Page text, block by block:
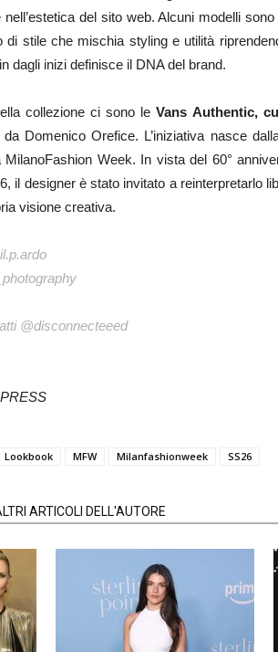
del sito web. Alcuni modelli
di stile che mischia styling e utilità
dagli inizi definisce il DNA del brand.
collezione ci sono leVans Authentic,
Domenico Orefice. L’iniziativa nasce
Week. In vista del 60°
il designer è stato invitato a reinterpretarlo
visione creativa.
@disconnecteeed
Lookbook MFW Milanfashionweek SS26
ARTICOLI DELL'AUTORE